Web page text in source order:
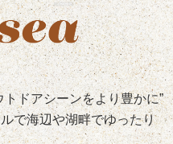
ドアシーンをより豊かに”
で海辺や湖畔でゆったり